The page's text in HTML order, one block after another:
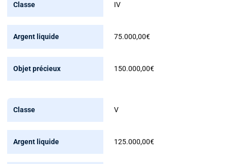
IV
75.000,00€
150.000,00€
V
125.000,00€